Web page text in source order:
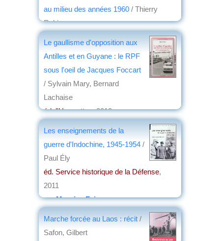
au milieu des années 1960 / Thierry
Robin
Le gaullisme d'opposition aux
Antilles et en Guyane : le RPF
sous l'oeil de Jacques Foccart
/ Sylvain Mary, Bernard
Lachaise
éd. l'Harmattan, 2013
Les enseignements de la
guerre d'Indochine, 1945-1954 /
Paul Ély
éd. Service historique de la Défense,
2011
parMaurice Faivre
Marche forcée au Laos : récit /
Safon, Gilbert